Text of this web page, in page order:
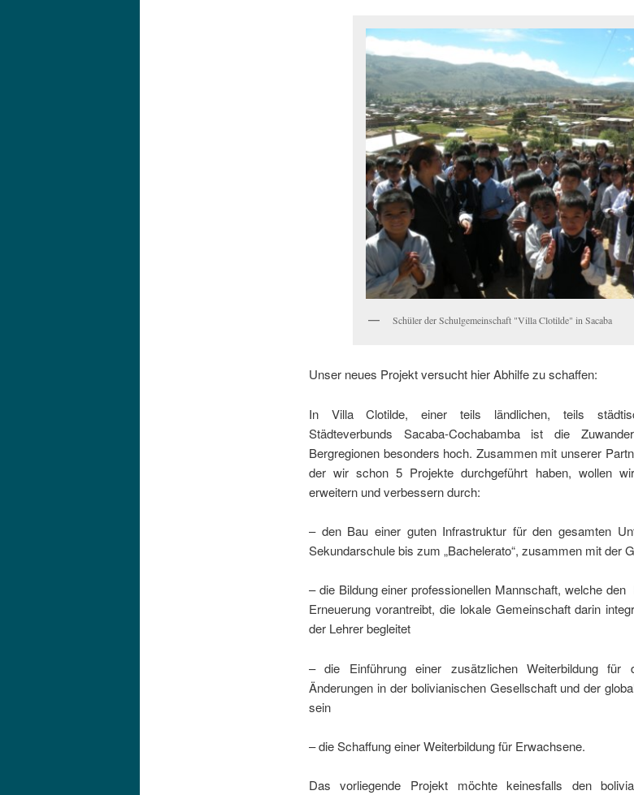
Schüler der Schulgemeinschaft "Villa Clotilde" in Sacaba
Unser neues Projekt versucht hier Abhilfe zu schaffen:
In Villa Clotilde, einer teils ländlichen, teils
Städteverbunds Sacaba-Cochabamba ist die
Bergregionen besonders hoch. Zusammen mit unserer
der wir schon 5 Projekte durchgeführt haben, wollen
erweitern und verbessern durch:
– den Bau einer guten Infrastruktur für den gesamten
Sekundarschule bis zum „Bachelerato“, zusammen mit der
– die Bildung einer professionellen Mannschaft, welche
Erneuerung vorantreibt, die lokale Gemeinschaft darin
der Lehrer begleitet
– die Einführung einer zusätzlichen Weiterbildung für
Änderungen in der bolivianischen Gesellschaft und der
sein
– die Schaffung einer Weiterbildung für Erwachsene.
Das vorliegende Projekt möchte keinesfalls den